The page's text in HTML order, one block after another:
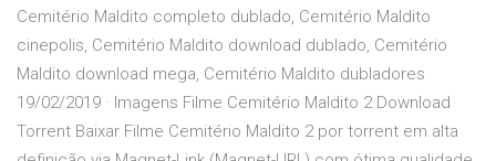
Cemitério Maldito completo dublado, Cemitério Maldito
cinepolis, Cemitério Maldito download dublado, Cemitério
Maldito download mega, Cemitério Maldito dubladores
19/02/2019 · Imagens Filme Cemitério Maldito 2 Download
Torrent Baixar Filme Cemitério Maldito 2 por torrent em alta